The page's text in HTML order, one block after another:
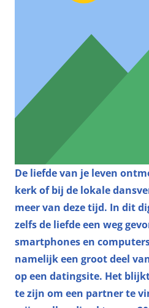
De liefde van je leven
kerk of bij de lokale
meer van deze tijd. In dit
zelfs de liefde een weg
smartphones en
namelijk een groot deel
op een datingsite. Het
te zijn om een partner te